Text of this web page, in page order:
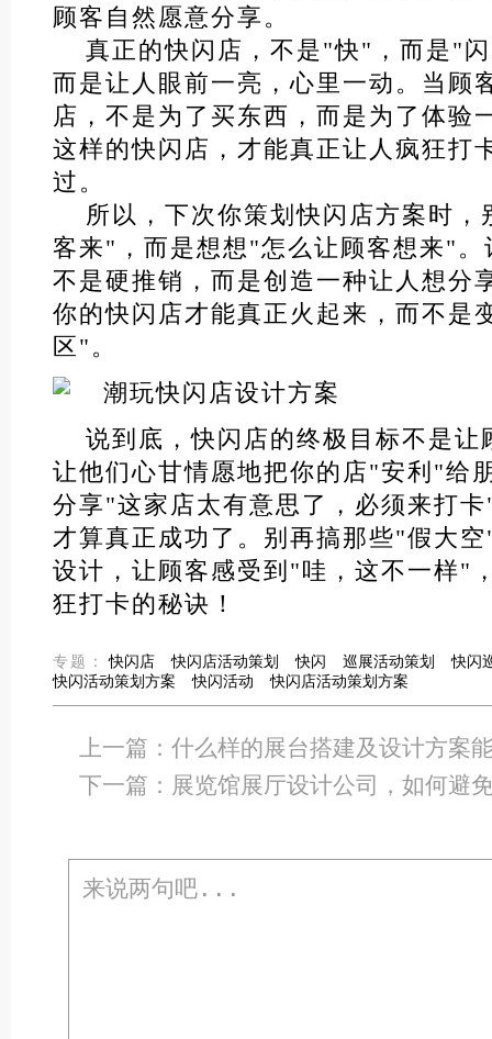
顾客自然愿意分享。
真正的快闪店，不是"快"，而是"
而是让人眼前一亮，心里一动。当顾
店，不是为了买东西，而是为了体验
这样的快闪店，才能真正让人疯狂打
过。
所以，下次你策划快闪店方案时
客来"，而是想想"怎么让顾客想来"。
不是硬推销，而是创造一种让人想分
你的快闪店才能真正火起来，而不是
区"。
说到底，快闪店的终极目标不是让
让他们心甘情愿地把你的店"安利"给
分享"这家店太有意思了，必须来打
才算真正成功了。别再搞那些"假大
设计，让顾客感受到"哇，这不一样"
狂打卡的秘诀！
专题： 快闪店 快闪店活动策划 快闪 巡展活动策划
快闪
快闪活动策划方案
快闪活动 快闪店活动策划方案
上一篇：什么样的展台搭建及设计方案
下一篇： 展览馆展厅设计公司，如何避